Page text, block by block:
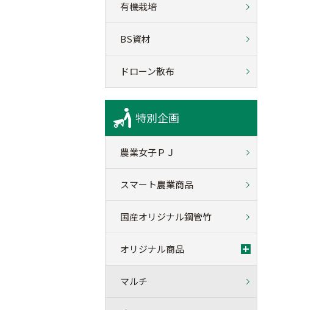
有機栽培
BS資材
ドローン散布
特別企画
農業女子ＰＪ
スマート農業商品
国産オリジナル鋼管竹
オリジナル商品
マルチ